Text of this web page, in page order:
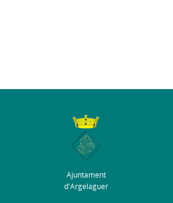
Ajuntament
d'Argelaguer